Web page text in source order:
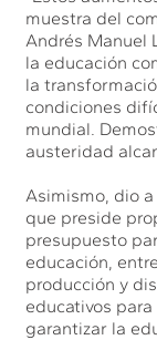
muestra del
Andrés Manuel
la educación
la
condiciones
mundial.
austeridad
Asimismo, dio
que preside
presupuesto
educación,
producción y
educativos
garantizar la